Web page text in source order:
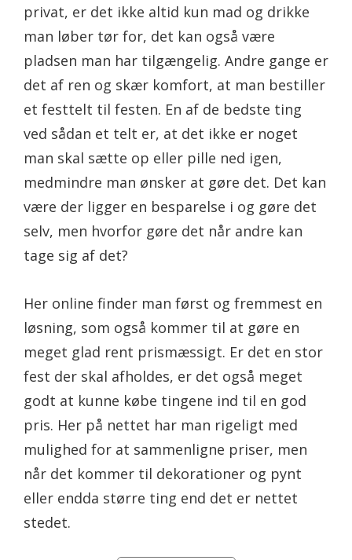
privat, er det ikke altid kun mad og drikke
man løber tør for, det kan også være
pladsen man har tilgængelig. Andre gange er
det af ren og skær komfort, at man bestiller
et festtelt til festen. En af de bedste ting
ved sådan et telt er, at det ikke er noget
man skal sætte op eller pille ned igen,
medmindre man ønsker at gøre det. Det kan
være der ligger en besparelse i og gøre det
selv, men hvorfor gøre det når andre kan
tage sig af det?
Her online finder man først og fremmest en
løsning, som også kommer til at gøre en
meget glad rent prismæssigt. Er det en stor
fest der skal afholdes, er det også meget
godt at kunne købe tingene ind til en god
pris. Her på nettet har man rigeligt med
mulighed for at sammenligne priser, men
når det kommer til dekorationer og pynt
eller endda større ting end det er nettet
stedet.